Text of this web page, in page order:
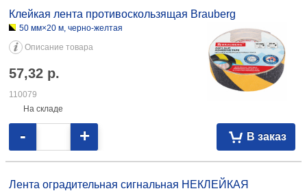
Клейкая лента противоскользящая Brauberg
50 мм×20 м, черно-желтая
Описание товара
57,32 р.
110079
На складе
В заказ
- +
Лента оградительная сигнальная НЕКЛЕЙКАЯ